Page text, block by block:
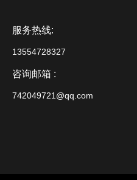
服务热线:
13554728327
咨询邮箱 :
742049721@qq.com